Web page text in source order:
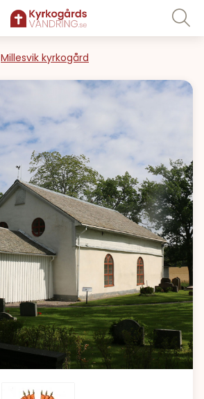
Millesvik kyrkogård